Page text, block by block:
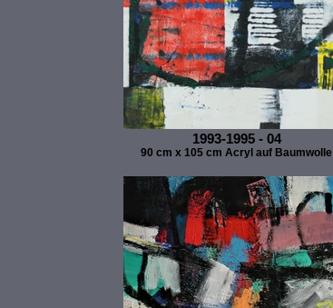
1993-1995 - 04
90 cm x 105 cm Acryl auf Baumwolle